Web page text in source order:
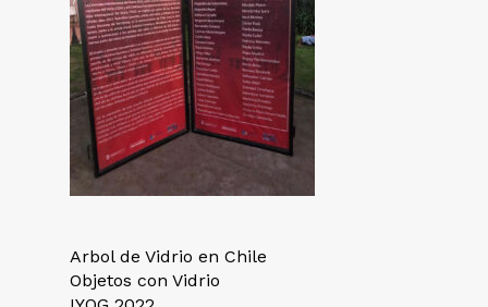
Arbol de Vidrio en Chile
Objetos con Vidrio